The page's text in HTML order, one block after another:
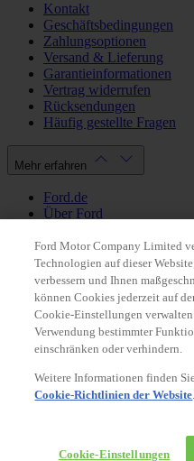
Kontakt
Geschäftsbedingungen
Zahlungsoptionen
Versand & Lieferung
Garantieinformationen
Vertrag widerrufen
Rücksendungen
Häufig gestellte Fragen
Mehr erfahren
Ford.de
Über Ford
Impressum
Mein Konto
Login / Registrierung
Meine Bestellungen
Land ändern
© 2026 Ford-Werke-GmbH
Ford Motor Company Limited
Technologien auf dieser
verbessern und Ihnen
können Cookies jederzeit auf
Cookie-Einstellungen
Verwendung bestimmter
einschränken oder verhindern.
Weitere Informationen finden
Cookie-Richtlinien der Website.
Cookie-Einstellungen